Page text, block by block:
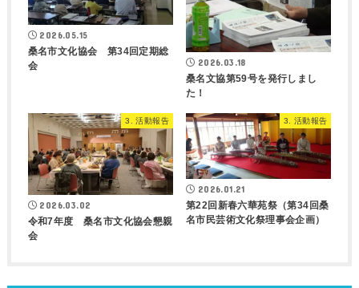
2026.05.15
桑名市文化協会 第34回定期総
会
2026.03.18
桑名文協第59号を発行しまし
た！
3. 活動報告
2026.03.02
令和7年度 桑名市文化協会懇親
会
3. 活動報告
2026.01.21
第22回新春六華苑祭（第34回桑
名市民芸術文化祭理事会企画）